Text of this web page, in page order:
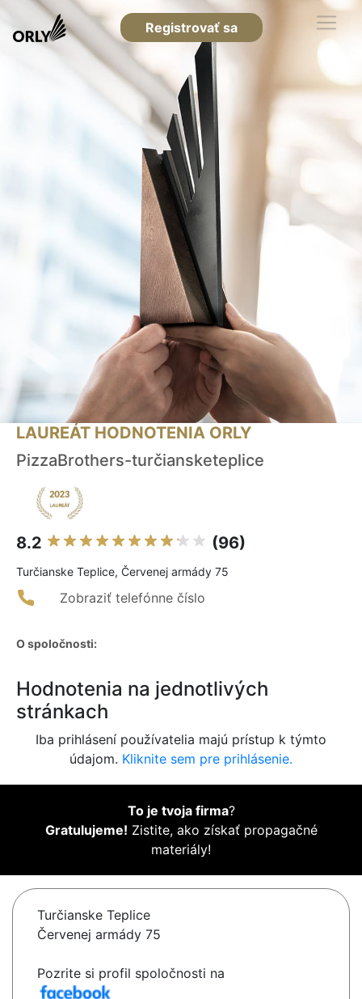
Registrovať sa
LAUREÁT HODNOTENIA ORLY
PizzaBrothers-turčiansketeplice
8.2 (96)
Turčianske Teplice, Červenej armády 75
Zobraziť telefónne číslo
O spoločnosti:
Hodnotenia na jednotlivých
stránkach
Iba prihlásení používatelia majú prístup k týmto
údajom. Kliknite sem pre prihlásenie.
To je tvoja firma?
Gratulujeme! Zistite, ako získať propagačné
materiály!
Turčianske Teplice
Červenej armády 75
Pozrite si profil spoločnosti na